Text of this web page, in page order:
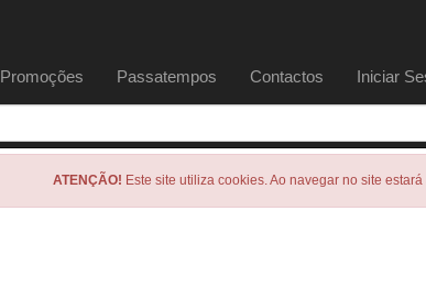
Promoções Passatempos Contactos Iniciar
ATENÇÃO! Este site utiliza cookies. Ao navegar no site